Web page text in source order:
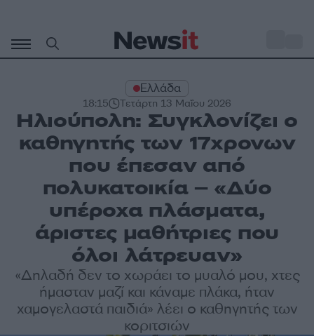
περιεχόμενο
Ελλάδα
18:15 Τετάρτη 13 Μαΐου 2026
Ηλιούπολη: Συγκλονίζει ο
καθηγητής των 17χρονων
που έπεσαν από
πολυκατοικία – «Δύο
υπέροχα πλάσματα,
άριστες μαθήτριες που
όλοι λάτρευαν»
«Δηλαδή δεν το χωράει το μυαλό μου, χτες
ήμασταν μαζί και κάναμε πλάκα, ήταν
χαμογελαστά παιδιά» λέει ο καθηγητής των
κοριτσιών